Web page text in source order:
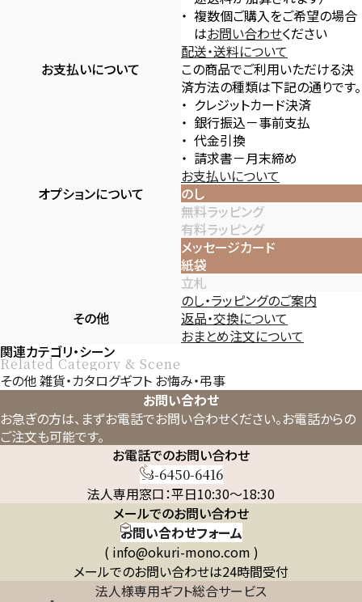
複数個ご購入をご希望の場合
はお問い合わせください
配送・送料について
お支払いについて
この商品でご利用いただける決
済方法の種類は下記の通りです。
クレジットカード決済
銀行振込－事前支払
代金引換
請求書－月末締め
お支払いについて
オプションについて
のし
無料ラッピング
有料ラッピング
メッセージカード
紙袋
立札
のし・ラッピングのご案内
その他
返品・交換について
おまとめ注文について
関連カテゴリ・シーン
Related Category & Scene
その他雑貨・カタログギフト お悔み・弔事
お問い合わせ
お急ぎの方は、まずお電話でお問い合わせください。お電話からの
ご注文も可能です。
お電話でのお問い合わせ
03-6450-6416
法人専用窓口：平日10:30～18:30
メールでのお問い合わせ
お問い合わせフォーム
( info@okuri-mono.com )
メールでのお問い合わせは24時間受付
法人様専用ギフト総合サービス